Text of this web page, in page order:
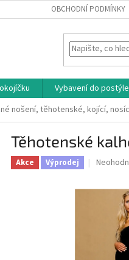
OBCHODNÍ PODMÍNKY
Vybavení do
nošení, těhotenské, kojící,
Těhotenské
Akce Výprodej
hvězdiček.